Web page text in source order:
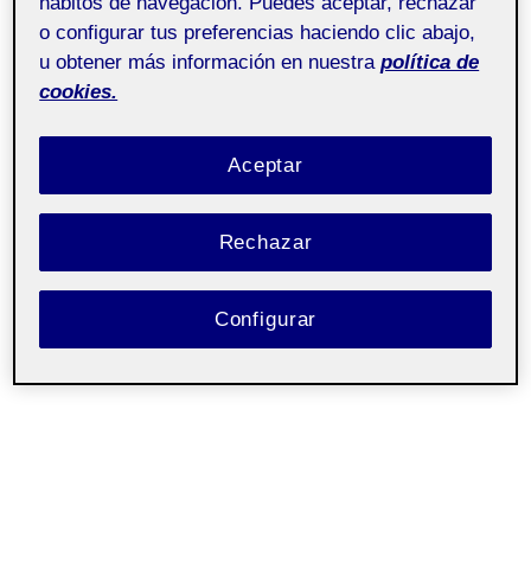
Fabricació digital Pública
Aquí teniu la meva PAC:
o configurar tus preferencias haciendo clic abajo,
u obtener más información en nuestra política de
cookies.
Rechazar
Aceptar
Configurar